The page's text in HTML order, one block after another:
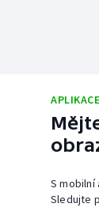
S mobilní
Sledujte